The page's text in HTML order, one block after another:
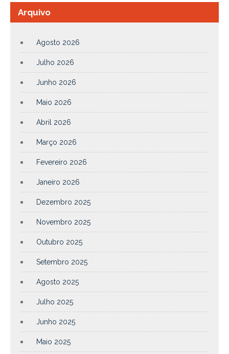
Arquivo
Agosto 2026
Julho 2026
Junho 2026
Maio 2026
Abril 2026
Março 2026
Fevereiro 2026
Janeiro 2026
Dezembro 2025
Novembro 2025
Outubro 2025
Setembro 2025
Agosto 2025
Julho 2025
Junho 2025
Maio 2025